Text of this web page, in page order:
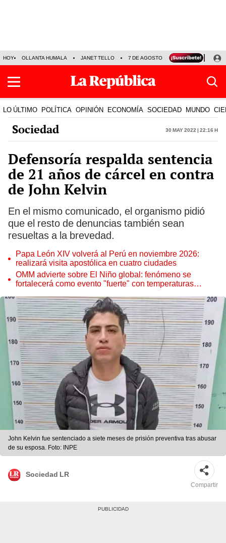
HOY OLLANTA HUMALA JANET TELLO 7 DE AGOSTO TINKA RESULTADOS
LO ÚLTIMO POLÍTICA OPINIÓN ECONOMÍA SOCIEDAD MUNDO
Sociedad 30 May 2022 | 22:16 h
Defensoría respalda sentencia
de 21 años de cárcel en contra
de John Kelvin
En el mismo comunicado, el organismo pidió
que el resto de denuncias también sean
resueltas a la brevedad.
Papa León XIV volverá al Perú en noviembre 2026:
realizará visita apostólica en cuatro ciudades
OMM advierte sobre El Niño global: fenómeno se
fortalecerá como evento "fuerte" con temperaturas
John Kelvin fue sentenciado a siete meses de prisión preventiva tras abusar
de su esposa. Foto: INPE
Sociedad LR
Compartir